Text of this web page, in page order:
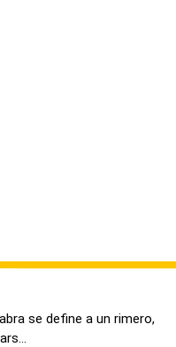
se define a un rimero,